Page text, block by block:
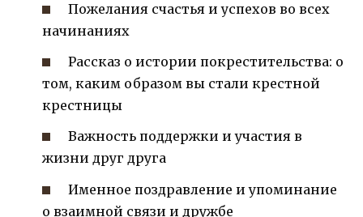
Пожелания счастья и успехов во всех
начинаниях
Рассказ о истории покрестительства: о
том, каким образом вы стали крестной
крестницы
Важность поддержки и участия в
жизни друг друга
Именное поздравление и упоминание
о взаимной связи и дружбе